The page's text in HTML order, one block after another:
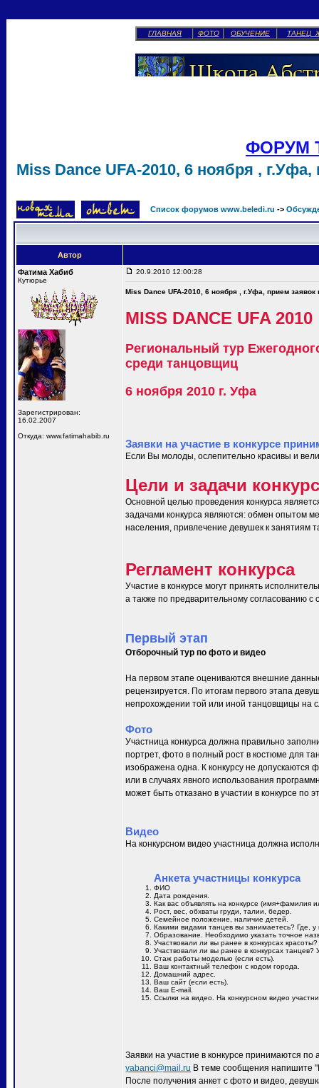
ГЛАВНАЯ ФОТО ОБУЧЕНИЕ ТАНЕЦ
ФОРУМ
Miss Dance UFA-2010, 6 ноября ,
Список форумов www.beledi.ru ->
Автор
Фатима Хабиб
Кутюрье
Зарегистрирован:
16.02.2007
Откуда: www.fatimahabib.ru
20.9.2010 12:00:28
Miss Dance UFA-2010, 6 ноября , г.Уфа, прием заявок
MISS DANCE UFA 2010
Региональный тур
среди танцовщиц
6 ноября 2010 г. Уфа
Заявки на участие в конкурсе
Если Вы молоды, ослепительно красивы и
Цели и задачи
Основной целью проведения конкурса
задачами конкурса являются: обмен опытом
населения, привлечение девушек к занятиям
Регламент конкурса
Участие в конкурсе могут принять
а также по предварительному согласованию с
Первый этап
Отборочный тур по фото и видео
На первом этапе оцениваются внешние
рецензируется. По итогам первого этапа
непрохождении той или иной танцовщицы на
Фото
Участница конкурса должна правильно
портрет, фото в полный рост в костюме для
изображена одна. К конкурсу не допускаются
или в случаях явного использования
может быть отказано в участии в конкурсе по
Видео
На конкурсном видео участница должна
Анкета участницы конкурса
ФИО
Дата рождения.
Как вас объявлять на конкурсе (имя+фамилия
Рост, вес, обхваты груди, талии, бедер.
Семейное положение, наличие детей.
Какими видами танцев вы занимаетесь? Где,
Образование. Необходимо указать точное
Участвовали ли вы ранее в конкурсах
Участвовали ли вы ранее в конкурсах
Стаж работы моделью (если есть).
Ваш контактный телефон с кодом города.
Домашний адрес.
Ваш сайт (если есть).
Ваш E-mail.
Ссылки на видео. На конкурсном видео
Заявки на участие в конкурсе принимаются по
yabanci@mail.ru В теме сообщения напишите
После получения анкет с фото и видео,